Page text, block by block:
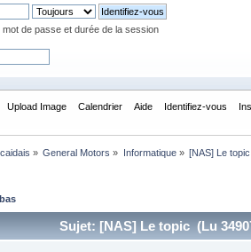
de passe et durée de la session
Upload Image Calendrier Aide Identifiez-vous
» General Motors » Informatique» [NAS] Le topic
Sujet: [NAS] Le topic (Lu